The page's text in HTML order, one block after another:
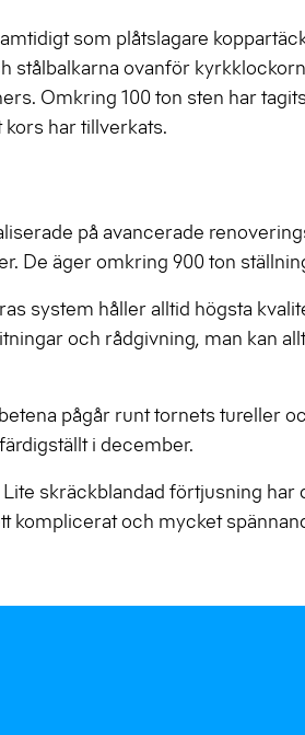
som plåtslagare
stålbalkarna ovanför
Omkring 100 ton sten har
kors har tillverkats.
på avancerade
De äger omkring 900 ton
system håller alltid högsta
och rådgivning, man kan
pågår runt tornets tureller
i december.
skräckblandad förtjusning har
komplicerat och mycket